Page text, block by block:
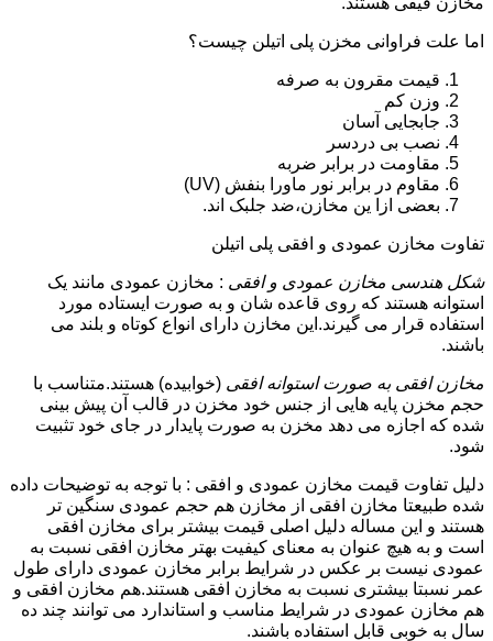
اما علت فراوانی مخزن پلی اتیلن چیست؟
قیمت مقرون به صرفه
وزن کم
جابجایی آسان
نصب بی دردسر
مقاومت در برابر ضربه
مقاوم در برابر نور ماورا بنفش (UV)
بعضی ازا ین مخازن،ضد جلبک اند.
تفاوت مخازن عمودی و افقی پلی اتیلن
شکل هندسی مخازن عمودی و افقی : مخازن عمودی مانند یک
استوانه هستند که روی قاعده شان و به صورت ایستاده مورد
استفاده قرار می گیرند.این مخازن دارای انواع کوتاه و بلند می
باشند.
مخازن افقی به صورت استوانه افقی (خوابیده) هستند.متناسب با
حجم مخزن پایه هایی از جنس خود مخزن در قالب آن پیش بینی
شده که اجازه می دهد مخزن به صورت پایدار در جای خود تثبیت
شود.
دلیل تفاوت قیمت مخازن عمودی و افقی : با توجه به توضیحات داده
شده طبیعتا مخازن افقی از مخازن هم حجم عمودی سنگین تر
هستند و این مساله دلیل اصلی قیمت بیشتر برای مخازن افقی
است و به هیچ عنوان به معنای کیفیت بهتر مخازن افقی نسبت به
عمودی نیست بر عکس در شرایط برابر مخازن عمودی دارای طول
عمر نسبتا بیشتری نسبت به مخازن افقی هستند.هم مخازن افقی و
هم مخازن عمودی در شرایط مناسب و استاندارد می توانند چند ده
سال به خوبی قابل استفاده باشند.